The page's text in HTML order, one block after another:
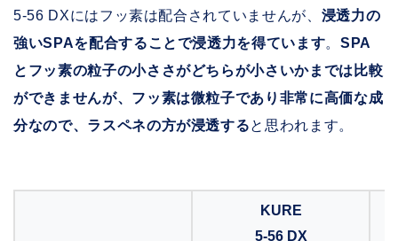
5-56 DXにはフッ素は配合されていませんが、 浸透力の
強いSPAを配合することで浸透力を得ています。SPA
とフッ素の粒子の小ささがどちらが小さいかまでは比較
ができませんが、フッ素は微粒子であり非常に高価な成
分なので、ラスペネの方が浸透すると思われます。
KURE
5-56 DX